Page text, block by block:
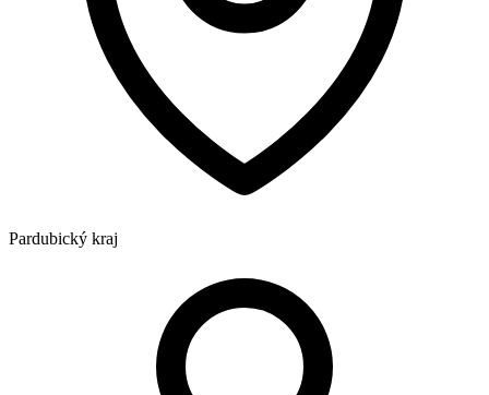
Pardubický kraj